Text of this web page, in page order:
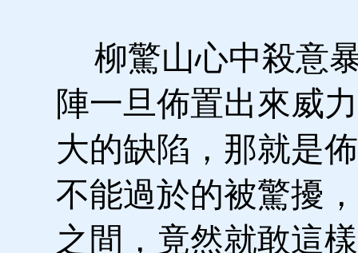
柳驚山心中殺意
陣一旦佈置出來威
大的缺陷，那就是
不能過於的被驚擾
之間，竟然就敢這